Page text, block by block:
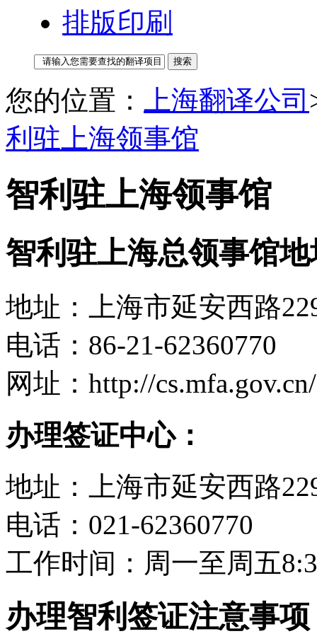
排版印刷
您的位置： 上海翻译公司
利驻上海领事馆
智利驻上海领事馆
智利驻上海总领事馆地
地址：上海市延安西路
电话：86-21-62360770
网址：http://
办理签证中心：
地址：上海市延安西路
电话：021-62360770
工作时间：周一至周五
办理智利签证注意事项